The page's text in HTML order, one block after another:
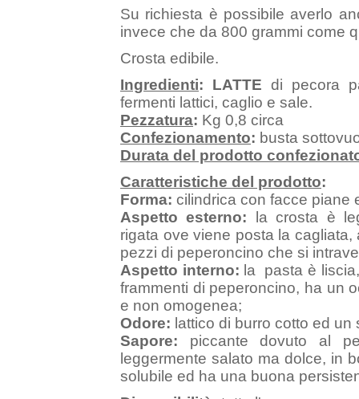
Su richiesta è possibile averlo
invece che da 800 grammi come
Crosta edibile.
Ingredienti: LATTE di pecora
fermenti lattici, caglio e sale.
Pezzatura: Kg 0,8 circa
Confezionamento: busta
Durata del prodotto
Caratteristiche del prodotto:
Forma: cilindrica con facce piane
Aspetto esterno: la crosta è
rigata ove viene posta la
pezzi di peperoncino che si
Aspetto interno: la pasta è
frammenti di peperoncino, ha un
e non omogenea;
Odore: lattico di burro cotto ed
Sapore: piccante dovuto al
leggermente salato ma dolce, in
solubile ed ha una buona